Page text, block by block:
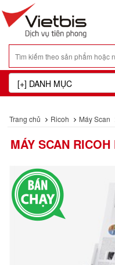
Trang chủ Ricoh Máy Scan
MÁY SCAN